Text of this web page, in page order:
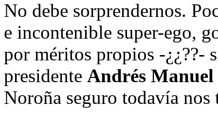
No debe sorprendernos.
e incontenible super-ego,
por méritos propios -¿¿??-
presidente Andrés
Noroña seguro todavía nos